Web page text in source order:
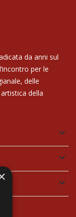
da anni sul
per le
delle
della
keyboard_arrow_down
keyboard_arrow_down
keyboard_arrow_down